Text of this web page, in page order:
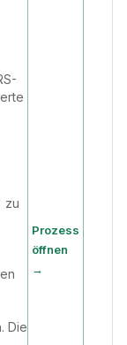
zu
Die
Prozess
öffnen
→